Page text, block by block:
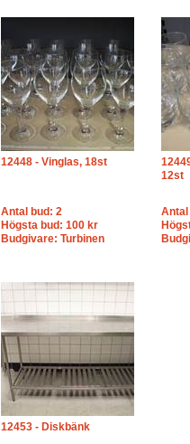
12448 - Vinglas, 18st
Antal bud: 2
Högsta bud: 100 kr
Budgivare: Turbinen
12st
Antal
12453 - Diskbänk